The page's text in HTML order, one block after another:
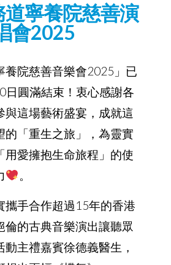
道寧養院慈善演
會2025
養院慈善音樂會2025」已
日圓滿結束！衷心感謝各
與這場藝術盛宴，成就這
的「重生之旅」，為靈實
用愛擁抱生命旅程」的使
。
攜手合作超過15年的香港
倫的古典音樂演出讓聽眾
主禮嘉賓徐德義醫生，